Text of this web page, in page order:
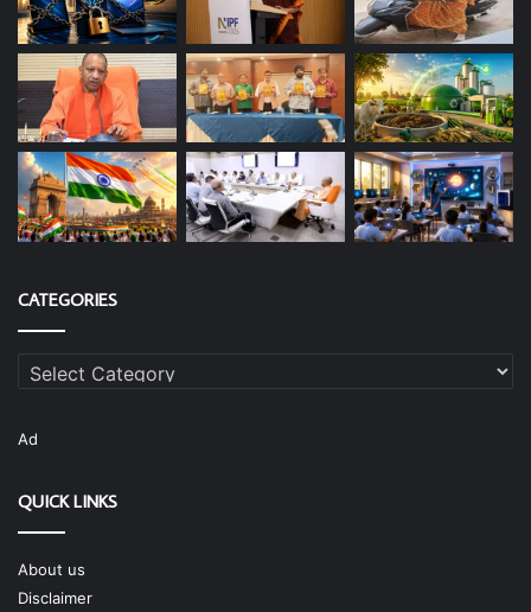
CATEGORIES
Categories
Ad
QUICK LINKS
About us
Disclaimer